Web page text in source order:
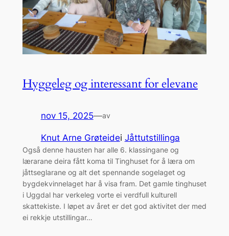
Hyggeleg og interessant for elevane
nov 15, 2025—av
Knut Arne Grøteidei Jåttutstillinga
Også denne hausten har alle 6. klassingane og
lærarane deira fått koma til Tinghuset for å læra om
jåttseglarane og alt det spennande sogelaget og
bygdekvinnelaget har å visa fram. Det gamle tinghuset
i Uggdal har verkeleg vorte ei verdfull kulturell
skattekiste. I løpet av året er det god aktivitet der med
ei rekkje utstillingar…